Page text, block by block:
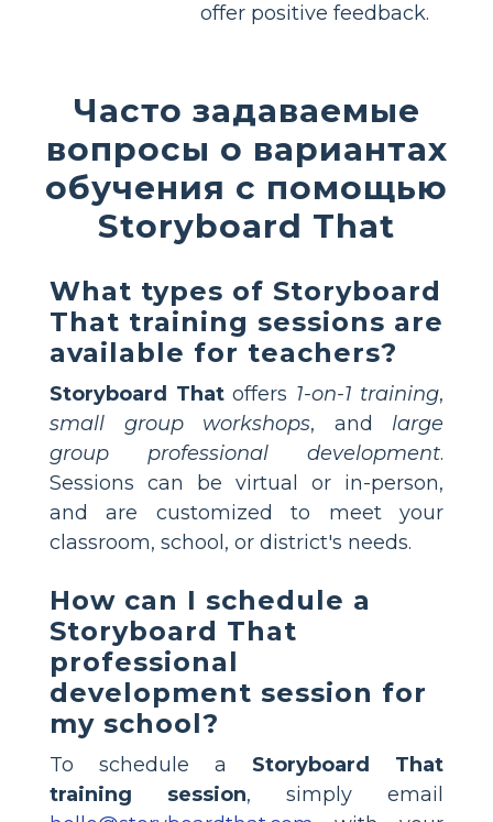
offer positive feedback.
Часто задаваемые
вопросы о вариантах
обучения с помощью
Storyboard That
What types of Storyboard
That training sessions are
available for teachers?
Storyboard Thatoffers 1-on-1 training,
small group workshops, and large
group professional development.
Sessions can be virtual or in-person,
and are customized to meet your
classroom, school, or district's needs.
How can I schedule a
Storyboard That
professional
development session for
my school?
To schedule a Storyboard That
training session, simply email